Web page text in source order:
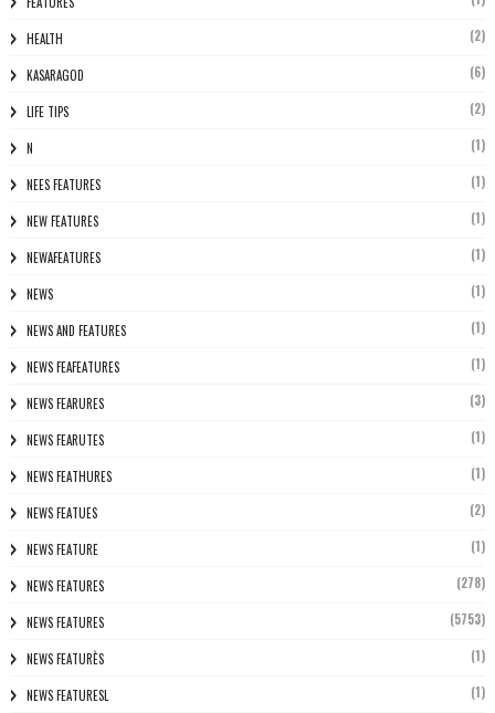
HEALTH (2)
KASARAGOD (6)
LIFE TIPS (2)
N (1)
NEES FEATURES (1)
NEW FEATURES (1)
NEWAFEATURES (1)
NEWS (1)
NEWS AND FEATURES (1)
NEWS FEAFEATURES (1)
NEWS FEARURES (3)
NEWS FEARUTES (1)
NEWS FEATHURES (1)
NEWS FEATUES (2)
NEWS FEATURE (1)
NEWS FEATURES (278)
NEWS FEATURES (5753)
NEWS FEATURÈS (1)
NEWS FEATURESL (1)